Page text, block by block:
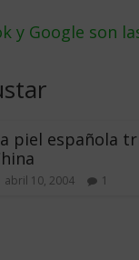
y Google son
piel española
abril 10, 2004 1